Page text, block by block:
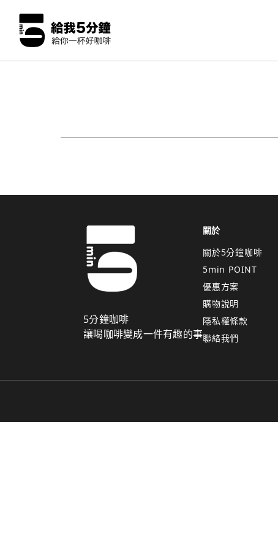
5分鐘咖啡
讓喝咖啡變成一件有趣的事
關於
關於5分鐘咖啡
5min POINT
優惠方案
購物說明
隱私權條款
聯絡我們